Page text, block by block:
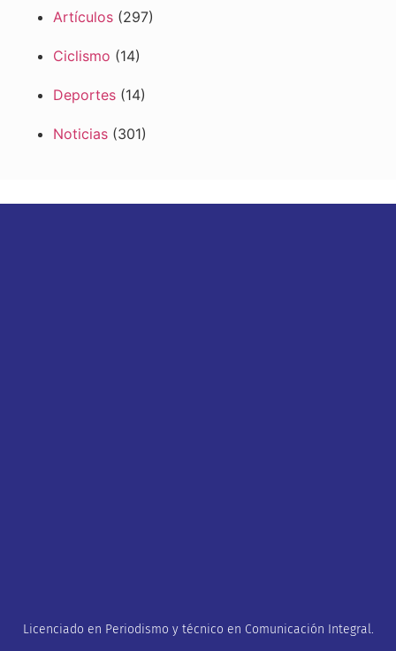
Artículos (297)
Ciclismo (14)
Deportes (14)
Noticias (301)
Licenciado en Periodismo y técnico en Comunicación Integral.